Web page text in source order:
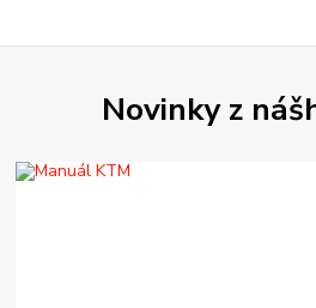
Novinky z